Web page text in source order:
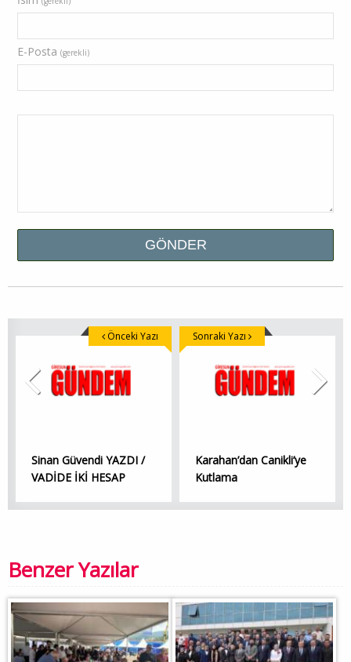
E-Posta (gerekli)
Sinan Güvendi YAZDI /
VADİDE İKİ HESAP
Önceki Yazı
Karahan’dan Canikli’ye
Kutlama
Sonraki Yazı
Benzer Yazılar